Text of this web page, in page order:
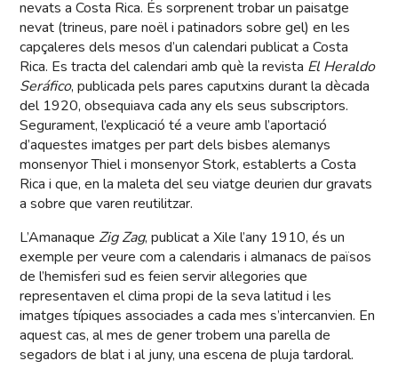
nevats a Costa Rica. És sorprenent trobar un paisatge
nevat (trineus, pare noël i patinadors sobre gel) en les
capçaleres dels mesos d’un calendari publicat a Costa
Rica. Es tracta del calendari amb què la revista El Heraldo
Seráfico, publicada pels pares caputxins durant la dècada
del 1920, obsequiava cada any els seus subscriptors.
Segurament, l’explicació té a veure amb l’aportació
d’aquestes imatges per part dels bisbes alemanys
monsenyor Thiel i monsenyor Stork, establerts a Costa
Rica i que, en la maleta del seu viatge deurien dur gravats
a sobre que varen reutilitzar.
L’Amanaque Zig Zag, publicat a Xile l’any 1910, és un
exemple per veure com a calendaris i almanacs de països
de l’hemisferi sud es feien servir al·legories que
representaven el clima propi de la seva latitud i les
imatges típiques associades a cada mes s’intercanvien. En
aquest cas, al mes de gener trobem una parella de
segadors de blat i al juny, una escena de pluja tardoral.